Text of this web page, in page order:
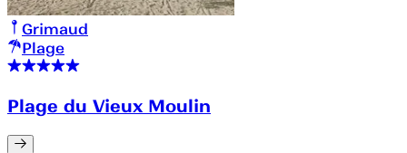
Grimaud
Plage
Plage du Vieux Moulin